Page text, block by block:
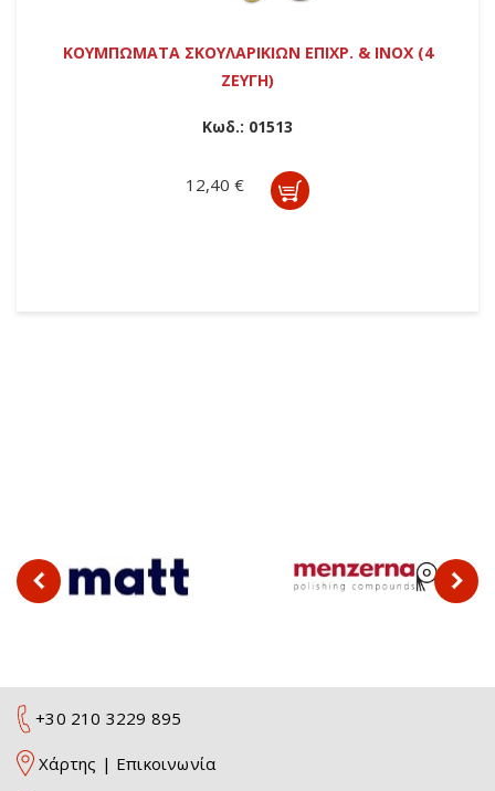
ΚΟΥΜΠΩΜΑΤΑ ΣΚΟΥΛΑΡΙΚΙΩΝ ΕΠΙΧΡ. & INOX (4
ΖΕΥΓΗ)
Κωδ.: 01513
12,40 €
+30 210 3229 895
Χάρτης | Επικοινωνία